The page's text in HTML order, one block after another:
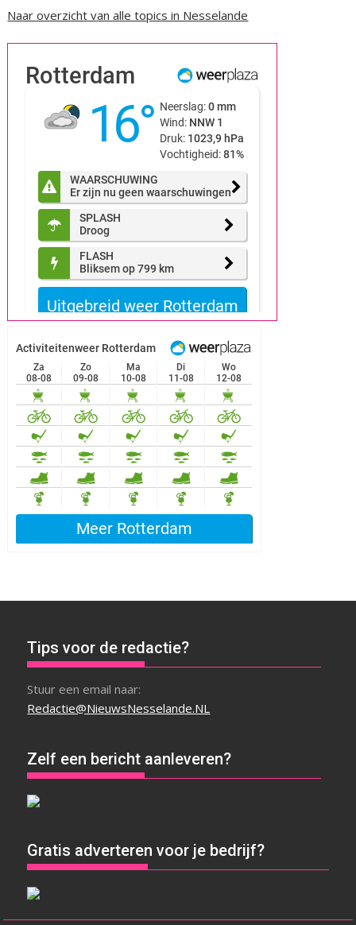
Naar overzicht van alle topics in Nesselande
Tips voor de redactie?
Stuur een email naar:
Redactie@NieuwsNesselande.NL
Zelf een bericht aanleveren?
Gratis adverteren voor je bedrijf?